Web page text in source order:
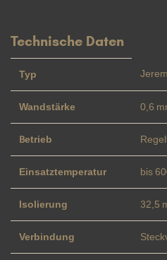
Technische Daten
Typ
Wandstärke 0,6
Betrieb
Einsatztemperatur bis
Isolierung 32,5
Verbindung